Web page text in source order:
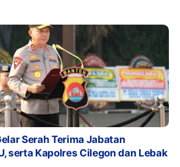
Serah Terima Jabatan
serta Kapolres Cilegon dan Lebak